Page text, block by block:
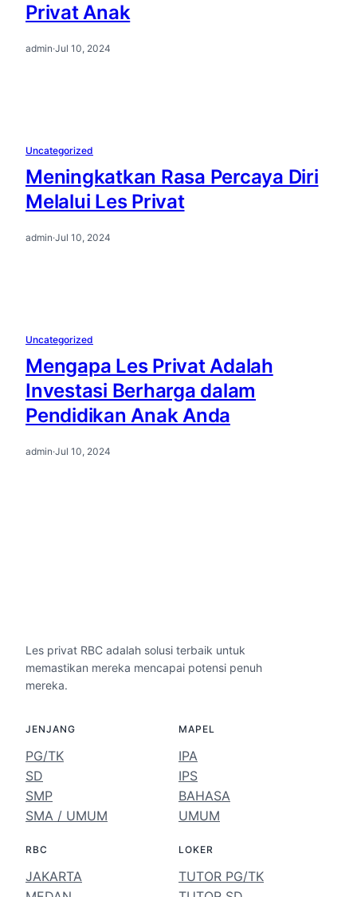
Privat Anak
admin·Jul 10, 2024
Uncategorized
Meningkatkan Rasa Percaya Diri
Melalui Les Privat
admin·Jul 10, 2024
Uncategorized
Mengapa Les Privat Adalah
Investasi Berharga dalam
Pendidikan Anak Anda
admin·Jul 10, 2024
Les privat RBC adalah solusi terbaik untuk
memastikan mereka mencapai potensi penuh
mereka.
JENJANG
PG/TK
SD
SMP
SMA / UMUM
MAPEL
IPA
IPS
BAHASA
UMUM
RBC
JAKARTA
LOKER
TUTOR PG/TK